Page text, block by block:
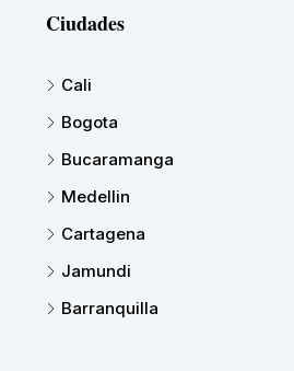
Ciudades
Cali
Bogota
Bucaramanga
Medellin
Cartagena
Jamundi
Barranquilla